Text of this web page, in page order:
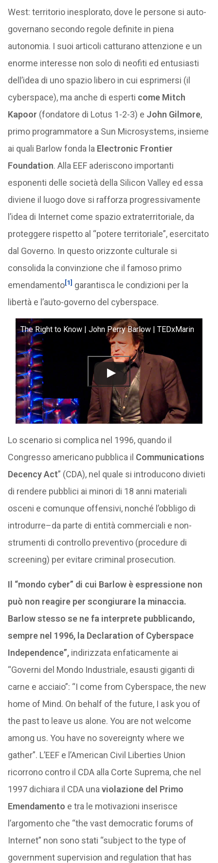
West: territorio inesplorato, dove le persone si auto-
governano secondo regole definite in piena
autonomia. I suoi articoli catturano attenzione e un
enorme interesse non solo di neofiti ed entusiasti
dell’idea di uno spazio libero in cui esprimersi (il
cyberspace), ma anche di esperti come Mitch
Kapoor (fondatore di Lotus 1-2-3) e John Gilmore,
primo programmatore a Sun Microsystems, insieme
ai quali Barlow fonda la Electronic Frontier
Foundation. Alla EEF aderiscono importanti
esponenti delle società della Silicon Valley ed essa
diviene il luogo dove si rafforza progressivamente
l’idea di Internet come spazio extraterritoriale, da
proteggere rispetto al “potere territoriale”, esercitato
dal Governo. In questo orizzonte culturale si
consolida la convinzione che il famoso primo
emendamento[1] garantisca le condizioni per la
libertà e l’auto-governo del cyberspace.
The Right to Know | John Perry Barlow | TEDxMarin
Lo scenario si complica nel 1996, quando il
Congresso americano pubblica il Communications
Decency Act” (CDA), nel quale si introducono divieti
di rendere pubblici ai minori di 18 anni materiali
osceni e comunque offensivi, nonché l’obbligo di
introdurre–da parte di entità commerciali e non-
strumenti di controllo preventivo (procedure di
screening) per evitare criminal prosecution.
Il “mondo cyber” di cui Barlow è espressione non
può non reagire per scongiurare la minaccia.
Barlow stesso se ne fa interprete pubblicando,
sempre nel 1996, la Declaration of Cyberspace
Independence”,indirizzata enfaticamente ai
“Governi del Mondo Industriale, esausti giganti di
carne e acciaio”: “I come from Cyberspace, the new
home of Mind. On behalf of the future, I ask you of
the past to leave us alone. You are not welcome
among us. You have no sovereignty where we
gather”. L’EEF e l’American Civil Liberties Union
ricorrono contro il CDA alla Corte Suprema, che nel
1997 dichiara il CDA una violazione del Primo
Emendamento e tra le motivazioni inserisce
l’argomento che “the vast democratic forums of
Internet” non sono stati “subject to the type of
government supervision and regulation that has